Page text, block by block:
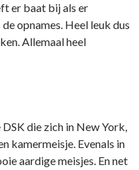
er baat bij als er
opnames. Heel leuk dus
Allemaal heel
die zich in New York,
kamermeisje. Evenals in
aardige meisjes. En net